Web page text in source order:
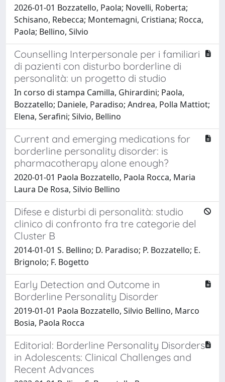
2026-01-01 Bozzatello, Paola; Novelli, Roberta;
Schisano, Rebecca; Montemagni, Cristiana; Rocca,
Paola; Bellino, Silvio
Counselling Interpersonale per i familiari
di pazienti con disturbo borderline di
personalità: un progetto di studio
In corso di stampa Camilla, Ghirardini; Paola,
Bozzatello; Daniele, Paradiso; Andrea, Polla Mattiot;
Elena, Serafini; Silvio, Bellino
Current and emerging medications for
borderline personality disorder: is
pharmacotherapy alone enough?
2020-01-01 Paola Bozzatello, Paola Rocca, Maria
Laura De Rosa, Silvio Bellino
Difese e disturbi di personalità: studio
clinico di confronto fra tre categorie del
Cluster B
2014-01-01 S. Bellino; D. Paradiso; P. Bozzatello; E.
Brignolo; F. Bogetto
Early Detection and Outcome in
Borderline Personality Disorder
2019-01-01 Paola Bozzatello, Silvio Bellino, Marco
Bosia, Paola Rocca
Editorial: Borderline Personality Disorders
in Adolescents: Clinical Challenges and
Recent Advances